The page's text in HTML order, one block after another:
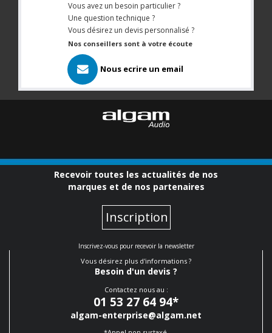
Vous avez un besoin particulier ?
Une question technique ?
Vous désirez un devis personnalisé ?
Nos conseillers sont à votre écoute
Nous ecrire un email
Recevoir toutes les actualités de nos
marques et de nos partenaires
Inscription
Inscrivez-vous pour recevoir la newsletter
Vous désirez plus d'informations ?
Besoin d'un devis ?
Contactez nous au :
01 53 27 64 94*
algam-enterprise@algam.net